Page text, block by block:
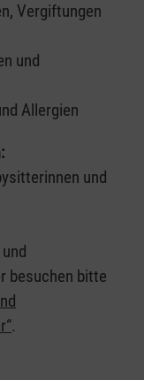
Vergiftungen
und
Allergien
und
besuchen bitte
.